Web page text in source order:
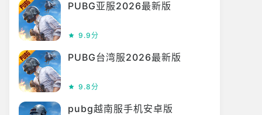
PUBG亚服2026最新版
9.9分
PUBG台湾服2026最新版
9.8分
pubg越南服手机安卓版